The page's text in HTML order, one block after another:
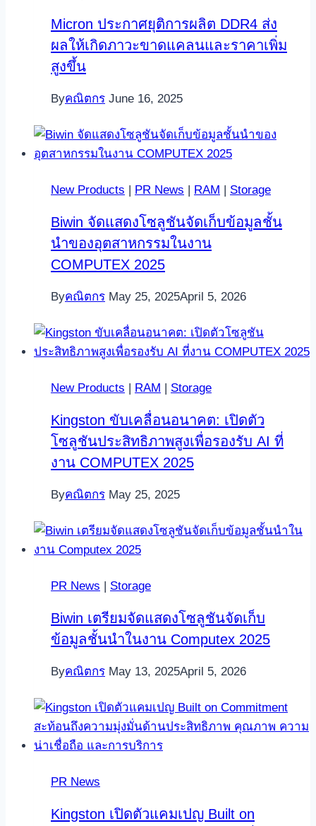
Micron ประกาศยุติการผลิต DDR4 ส่ง
ผลให้เกิดภาวะขาดแคลนและราคาเพิ่ม
สูงขึ้น
Byคณิตกร June 16, 2025
New Products | PR News | RAM | Storage
Biwin จัดแสดงโซลูชันจัดเก็บข้อมูลชั้น
นำของอุตสาหกรรมในงาน
COMPUTEX 2025
Byคณิตกร May 25, 2025April 5, 2026
New Products | RAM | Storage
Kingston ขับเคลื่อนอนาคต: เปิดตัว
โซลูชันประสิทธิภาพสูงเพื่อรองรับ AI ที่
งาน COMPUTEX 2025
Byคณิตกร May 25, 2025
PR News | Storage
Biwin เตรียมจัดแสดงโซลูชันจัดเก็บ
ข้อมูลชั้นนำในงาน Computex 2025
Byคณิตกร May 13, 2025April 5, 2026
PR News
Kingston เปิดตัวแคมเปญ Built on